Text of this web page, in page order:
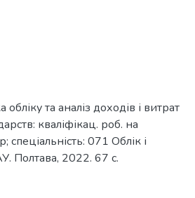
та аналіз доходів і витрат
кваліфікац. роб. на
спеціальність: 071 Облік і
Полтава, 2022. 67 с.